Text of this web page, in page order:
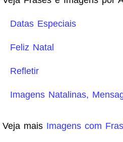
Datas Especiais
Feliz Natal
Refletir
Imagens Natalinas,
Veja mais Imagens com